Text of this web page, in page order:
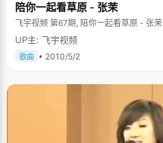
陪你一起看草原 - 张茉
飞宇视频 第67期, 陪你一起看草原 - 张茉
UP主: 飞宇视频
歌曲 • 2010/5/2